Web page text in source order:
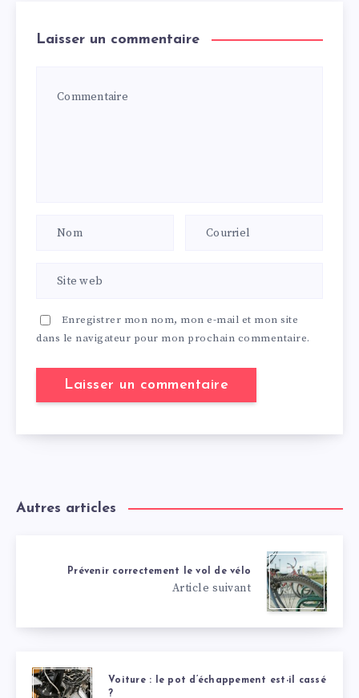
Laisser un commentaire
Enregistrer mon nom, mon e-mail et mon site
dans le navigateur pour mon prochain commentaire.
Autres articles
Prévenir correctement le vol de vélo
Article suivant
Voiture : le pot d’échappement est-il cassé
?